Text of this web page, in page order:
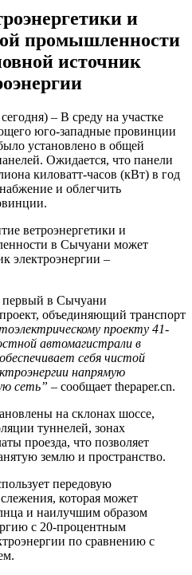
и
промышленности
источник
– В среду на участке
юго-западные провинции
установлено в общей
Ожидается, что панели
киловатт-часов (кВт) в год
и облегчить
ветроэнергетики и
в Сычуани может
электроэнергии –
первый в Сычуани
объединяющий транспорт
проекту 41-
автомагистрали в
себя чистой
напрямую
сеть” – сообщает thepaper.cn.
на склонах шоссе,
туннелей, зонах
проезда, что позволяет
землю и пространство.
передовую
которая может
и наилучшим образом
с 20-процентным
по сравнению с